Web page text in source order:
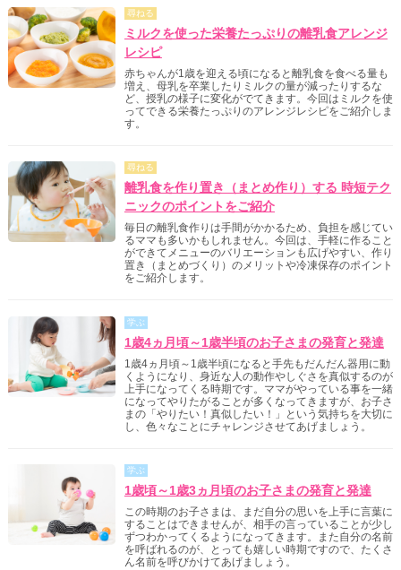
尋ねる
ミルクを使った栄養たっぷりの離乳食アレンジ
レシピ
赤ちゃんが1歳を迎える頃になると離乳食を食べる量も
増え、母乳を卒業したりミルクの量が減ったりするな
ど、授乳の様子に変化がでてきます。今回はミルクを使
ってできる栄養たっぷりのアレンジレシピをご紹介しま
す。
尋ねる
離乳食を作り置き（まとめ作り）する 時短テク
ニックのポイントをご紹介
毎日の離乳食作りは手間がかかるため、負担を感じてい
るママも多いかもしれません。今回は、手軽に作ること
ができてメニューのバリエーションも広げやすい、作り
置き（まとめづくり）のメリットや冷凍保存のポイント
をご紹介します。
学ぶ
1歳4ヵ月頃～1歳半頃のお子さまの発育と発達
1歳4ヵ月頃～1歳半頃になると手先もだんだん器用に動
くようになり、身近な人の動作やしぐさを真似するのが
上手になってくる時期です。ママがやっている事を一緒
になってやりたがることが多くなってきますが、お子さ
まの「やりたい！真似したい！」という気持ちを大切に
し、色々なことにチャレンジさせてあげましょう。
学ぶ
1歳頃～1歳3ヵ月頃のお子さまの発育と発達
この時期のお子さまは、まだ自分の思いを上手に言葉に
することはできませんが、相手の言っていることが少し
ずつわかってくるようになってきます。また自分の名前
を呼ばれるのが、とっても嬉しい時期ですので、たくさ
ん名前を呼びかけてあげましょう。